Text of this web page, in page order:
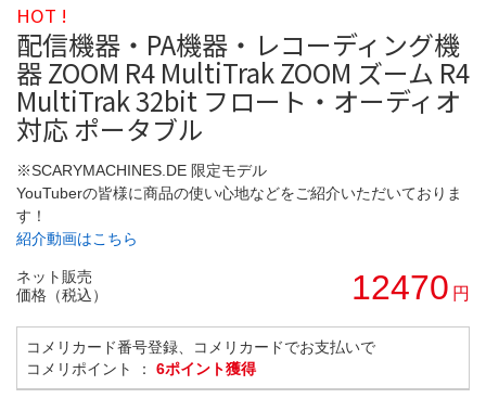
HOT !
配信機器・PA機器・レコーディング機
器 ZOOM R4 MultiTrak ZOOM ズーム R4
MultiTrak 32bit フロート・オーディオ
対応 ポータブル
※SCARYMACHINES.DE 限定モデル
YouTuberの皆様に商品の使い心地などをご紹介いただいておりま
す！
紹介動画はこちら
ネット販売
価格（税込）
12470 円
コメリカード番号登録、コメリカードでお支払いで
コメリポイント ： 6ポイント獲得